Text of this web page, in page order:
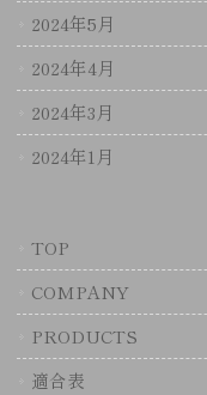
2024年5月
2024年4月
2024年3月
2024年1月
TOP
COMPANY
PRODUCTS
適合表